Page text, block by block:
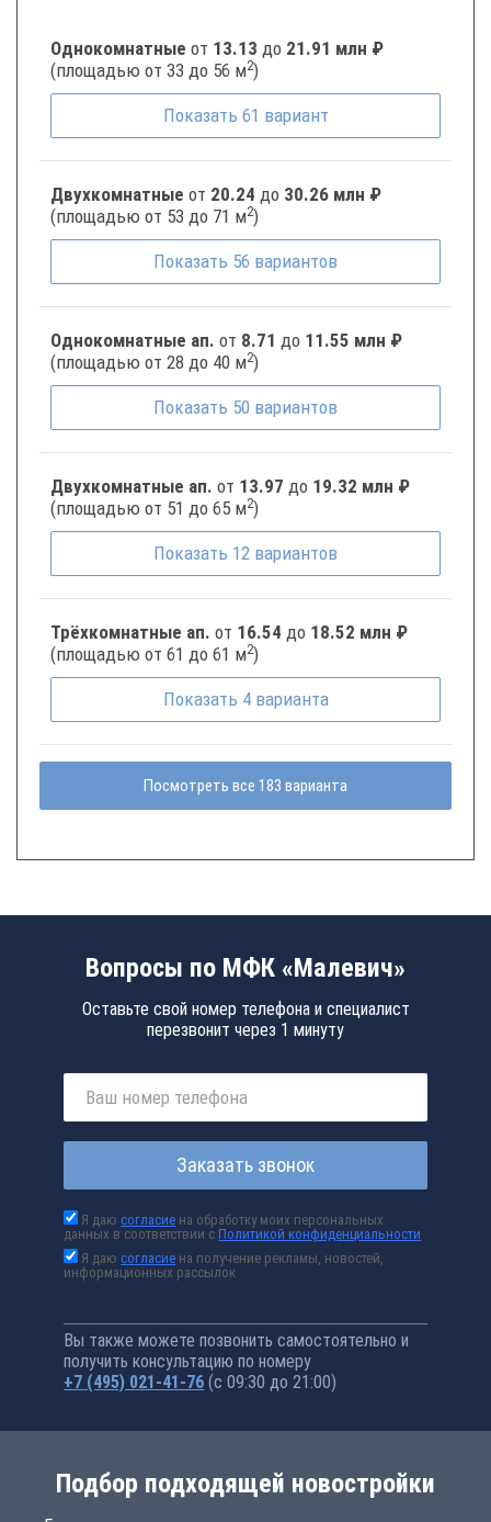
Однокомнатные от 13.13 до 21.91 млн ₽
(площадью от 33 до 56 м2)
Показать 61 вариант
Двухкомнатные от 20.24 до 30.26 млн ₽
(площадью от 53 до 71 м2)
Показать 56 вариантов
Однокомнатные ап. от 8.71 до 11.55 млн ₽
(площадью от 28 до 40 м2)
Показать 50 вариантов
Двухкомнатные ап. от 13.97 до 19.32 млн ₽
(площадью от 51 до 65 м2)
Показать 12 вариантов
Трёхкомнатные ап. от 16.54 до 18.52 млн ₽
(площадью от 61 до 61 м2)
Показать 4 варианта
Посмотреть все 183 варианта
Вопросы по МФК «Малевич»
Оставьте свой номер телефона и специалист
перезвонит через 1 минуту
Заказать звонок
Я даюсогласие на обработку моих персональных
данных в соответствии сПолитикой конфиденциальности
Я даюсогласие на получение рекламы, новостей,
информационных рассылок
Вы также можете позвонить самостоятельно и
получить консультацию по номеру
+7 (495) 021-41-76 (с 09:30 до 21:00)
Подбор подходящей новостройки